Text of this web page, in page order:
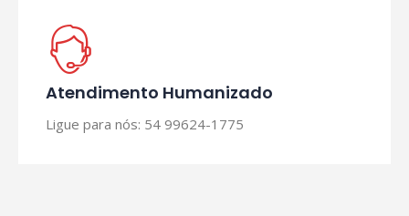
Atendimento Humanizado
Ligue para nós: 54 99624-1775